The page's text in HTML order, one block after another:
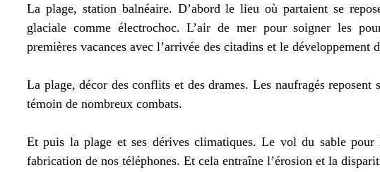
La plage, station balnéaire. D’abord le lieu où partaient se
glaciale comme électrochoc. L’air de mer pour soigner les
premières vacances avec l’arrivée des citadins et le développement
La plage, décor des conflits et des drames. Les naufragés reposent
témoin de nombreux combats.
Et puis la plage et ses dérives climatiques. Le vol du sable
fabrication de nos téléphones. Et cela entraîne l’érosion et la